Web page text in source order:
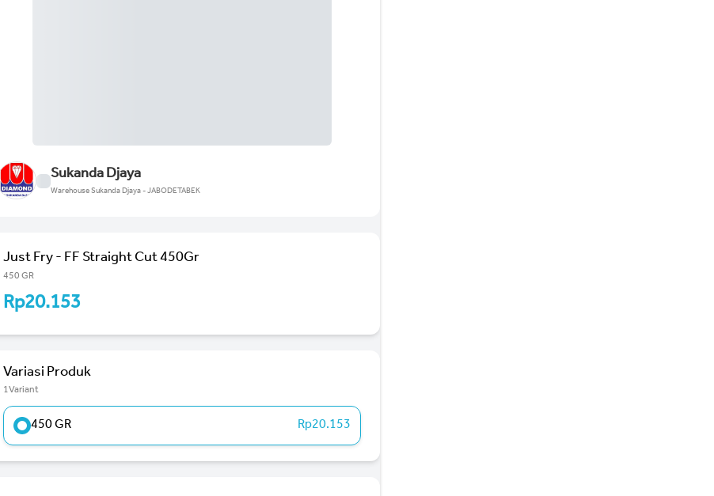
Sukanda Djaya
Warehouse Sukanda Djaya - JABODETABEK
Just Fry - FF Straight Cut 450Gr
450 GR
Rp20.153
Variasi Produk
1Variant
450 GR Rp20.153